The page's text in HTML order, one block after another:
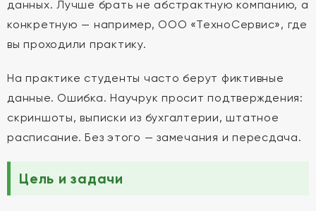
данных. Лучше брать не абстрактную компанию, а
конкретную — например, ООО «ТехноСервис», где
вы проходили практику.
На практике студенты часто берут фиктивные
данные. Ошибка. Научрук просит подтверждения:
скриншоты, выписки из бухгалтерии, штатное
расписание. Без этого — замечания и пересдача.
Цель и задачи